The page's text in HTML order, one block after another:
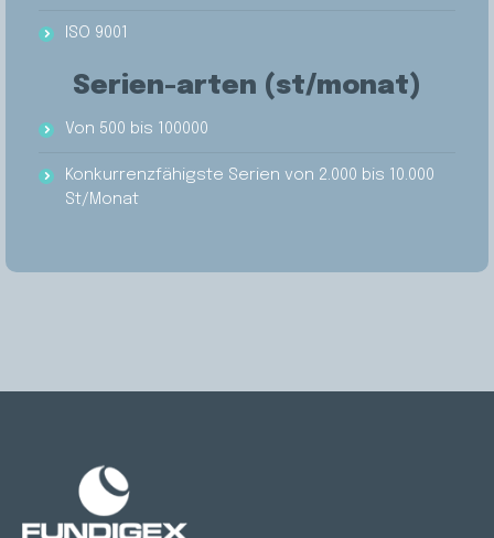
ISO 9001
Serien-arten (st/monat)
Von 500 bis 100000
Konkurrenzfähigste Serien von 2.000 bis 10.000
St/Monat